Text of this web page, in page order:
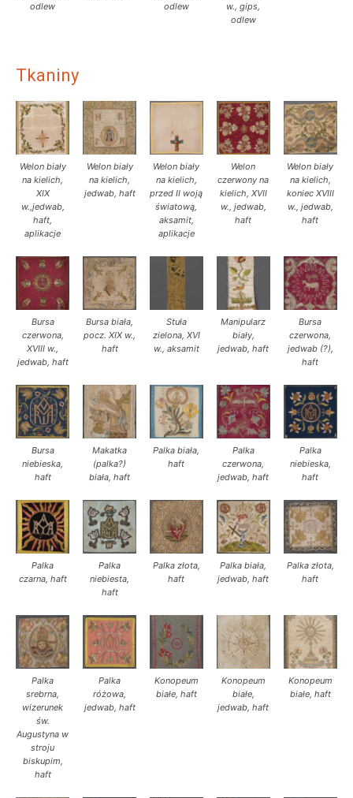
odlew
odlew
w., gips,
odlew
Tkaniny
Welon biały
na kielich,
XIX
w.,jedwab,
haft,
aplikacje
Welon biały
na kielich,
jedwab, haft
Welon biały
na kielich,
przed II woją
światową,
aksamit,
aplikacje
Welon
czerwony na
kielich, XVII
w., jedwab,
haft
Welon biały
na kielich,
koniec XVIII
w., jedwab,
haft
Bursa
czerwona,
XVIII w.,
jedwab, haft
Bursa biała,
pocz. XIX w.,
haft
Stuła
zielona, XVI
w., aksamit
Manipularz
biały,
jedwab, haft
Bursa
czerwona,
jedwab (?),
haft
Bursa
niebieska,
haft
Makatka
(palka?)
biała, haft
Palka biała,
haft
Palka
czerwona,
jedwab, haft
Palka
niebieska,
haft
Palka
czarna, haft
Palka
niebiesta,
haft
Palka złota,
haft
Palka biała,
jedwab, haft
Palka złota,
haft
Palka
srebrna,
wizerunek
św.
Augustyna w
stroju
biskupim,
haft
Palka
różowa,
jedwab, haft
Konopeum
białe, haft
Konopeum
białe,
jedwab, haft
Konopeum
białe, haft